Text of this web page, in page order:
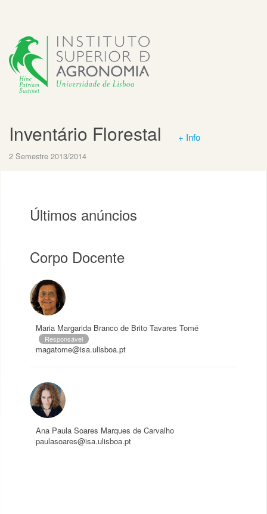
Inventário Florestal + Info
2 Semestre 2013/2014
Últimos anúncios
Corpo Docente
Maria Margarida Branco de Brito Tavares Tomé
Responsável
magatome@isa.ulisboa.pt
Ana Paula Soares Marques de Carvalho
paulasoares@isa.ulisboa.pt